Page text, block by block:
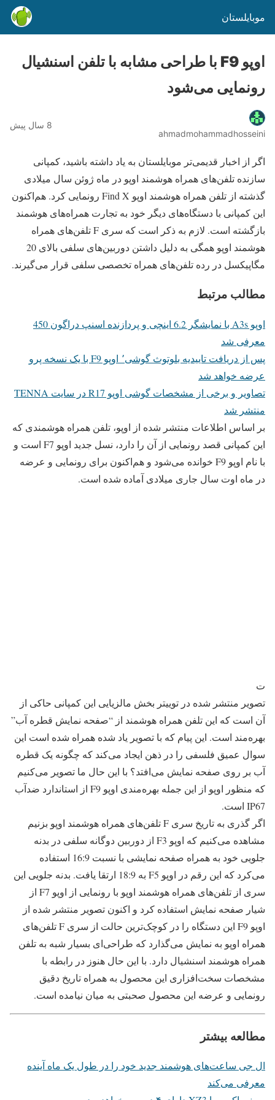
موبایلستان
اوپو F9 با طراحی مشابه با تلفن اسنشیال
رونمایی می‌شود
ahmadmohammadhosseini
8 سال پیش
اگر از اخبار قدیمی‌تر موبایلستان به یاد داشته باشید، کمپانی
سازنده تلفن‌های همراه هوشمند اوپو در ماه ژوئن سال میلادی
گذشته از تلفن همراه هوشمند اوپو Find X رونمایی کرد. هم‌اکنون
این کمپانی با دستگاه‌های دیگر خود به تجارت همراه‌های هوشمند
بازگشته است. لازم به ذکر است که سری F تلفن‌های همراه
هوشمند اوپو همگی به دلیل داشتن دوربین‌های سلفی بالای 20
مگاپیکسل در رده تلفن‌های همراه تخصصی سلفی قرار می‌گیرند.
مطالب مرتبط
اوپو A3s با نمایشگر 6.2 اینچی و پردازنده اسنپ دراگون 450
معرفی شد
پس از دریافت تاییدیه بلوتوث گوشی٬ اوپو F9 با یک نسخه پرو
عرضه خواهد شد
تصاویر و برخی از مشخصات گوشی اوپو R17 در سایت TENNA
منتشر شد
بر اساس اطلاعات منتشر شده از اوپو، تلفن همراه هوشمندی که
این کمپانی قصد رونمایی از آن را دارد، نسل جدید اوپو F7 است و
با نام اوپو F9 خوانده می‌شود و هم‌اکنون برای رونمایی و عرضه
در ماه اوت سال جاری میلادی آماده شده است.
ت
تصویر منتشر شده در توییتر بخش مالزیایی این کمپانی حاکی از
آن است که این تلفن همراه هوشمند از “صفحه نمایش قطره آب”
بهره‌مند است. این پیام که با تصویر یاد شده همراه شده است این
سوال عمیق فلسفی را در ذهن ایجاد می‌کند که چگونه یک قطره
آب بر روی صفحه نمایش می‌افتد؟ با این حال ما تصویر می‌کنیم
که منظور اوپو از این جمله بهره‌مندی اوپو F9 از استاندارد ضدآب
IP67 است.
اگر گذری به تاریخ سری F تلفن‌های همراه هوشمند اوپو بزنیم
مشاهده می‌کنیم که اوپو F3 از دوربین دوگانه سلفی در بدنه
جلویی خود به همراه صفحه نمایشی با نسبت 16:9 استفاده
می‌کرد که این رقم در اوپو F5 به 18:9 ارتقا یافت. بدنه جلویی این
سری از تلفن‌های همراه هوشمند اوپو با رونمایی از اوپو F7 از
شیار صفحه نمایش استفاده کرد و اکنون تصویر منتشر شده از
اوپو F9 این دستگاه را در کوچک‌ترین حالت از سری F تلفن‌های
همراه اوپو به نمایش می‌گذارد که طراحی‌ای بسیار شبه به تلفن
همراه هوشمند اسنشیال دارد. با این حال هنوز در رابطه با
مشخصات سخت‌افزاری این محصول به همراه تاریخ دقیق
رونمایی و عرضه این محصول صحبتی به میان نیامده است.
مطالعه بیشتر
ال جی ساعت‌های هوشمند جدید خود را در طول یک ماه آینده
معرفی می‌کند